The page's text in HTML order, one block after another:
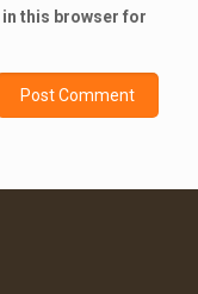
in this browser for